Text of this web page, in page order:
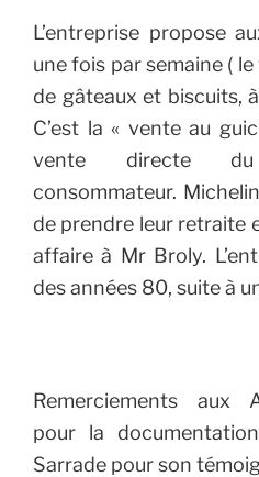
L’entreprise propose
une fois par semaine (
de gâteaux et biscuits,
C’est la « vente au
vente directe
consommateur.
de prendre leur retraite
affaire à Mr Broly.
des années 80, suite à
Remerciements aux
pour la
Sarrade pour son